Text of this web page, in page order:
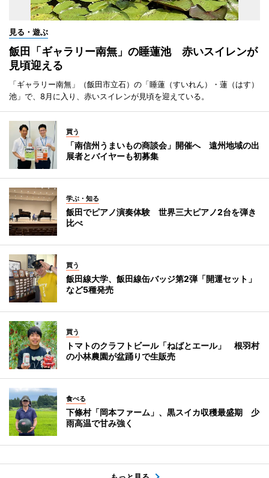
見る・遊ぶ
飯田「ギャラリー南無」の睡蓮池 赤いスイレンが
見頃迎える
「ギャラリー南無」（飯田市立石）の「睡蓮（すいれん）・蓮（はす）
池」で、8月に入り、赤いスイレンが見頃を迎えている。
買う
「南信州うまいもの商談会」開催へ 遠州地域の出
展者とバイヤーも初募集
学ぶ・知る
飯田でピアノ演奏体験 世界三大ピアノ2台を弾き
比べ
買う
飯田線大学、飯田線缶バッジ第2弾「開運セット」
など5種発売
買う
トマトのクラフトビール「ねばとエール」 根羽村
の小林農園が盆踊りで生販売
食べる
下條村「岡本ファーム」、黒スイカ収穫最盛期 少
雨高温で甘み強く